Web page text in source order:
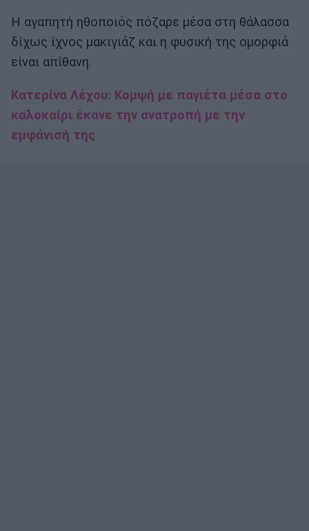
Η αγαπητή ηθοποιός πόζαρε μέσα στη θάλασσα
δίχως ίχνος μακιγιάζ και η φυσική της ομορφιά
είναι απίθανη.
Κατερίνα Λέχου: Κομψή με παγιέτα μέσα στο
καλοκαίρι έκανε την ανατροπή με την
εμφάνισή της